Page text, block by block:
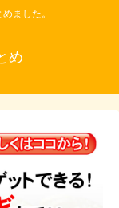
ました。
め